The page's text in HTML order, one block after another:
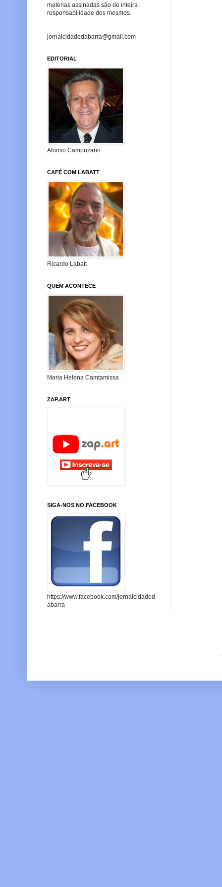
matérias assinadas são de inteira
responsabilidade dos mesmos.
jornalcidadedabarra@gmail.com
EDITORIAL
Afonso Campuzano
CAFÉ COM LABATT
Ricardo Labatt
QUEM ACONTECE
Maria Helena Camtamissa
ZAP.ART
SIGA-NOS NO FACEBOOK
https://www.facebook.com/jornalcidaded
abarra